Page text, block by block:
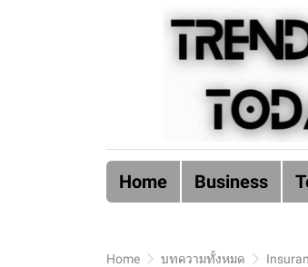
Home Business
Home บทความทั้งหมด